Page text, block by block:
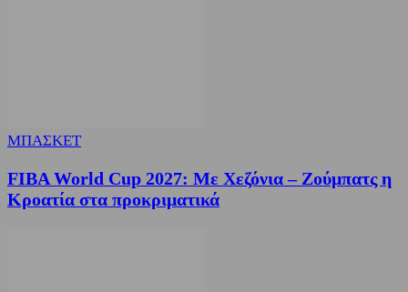
ΜΠΑΣΚΕΤ
FIBA World Cup 2027: Με Χεζόνια – Ζούμπατς η
Κροατία στα προκριματικά